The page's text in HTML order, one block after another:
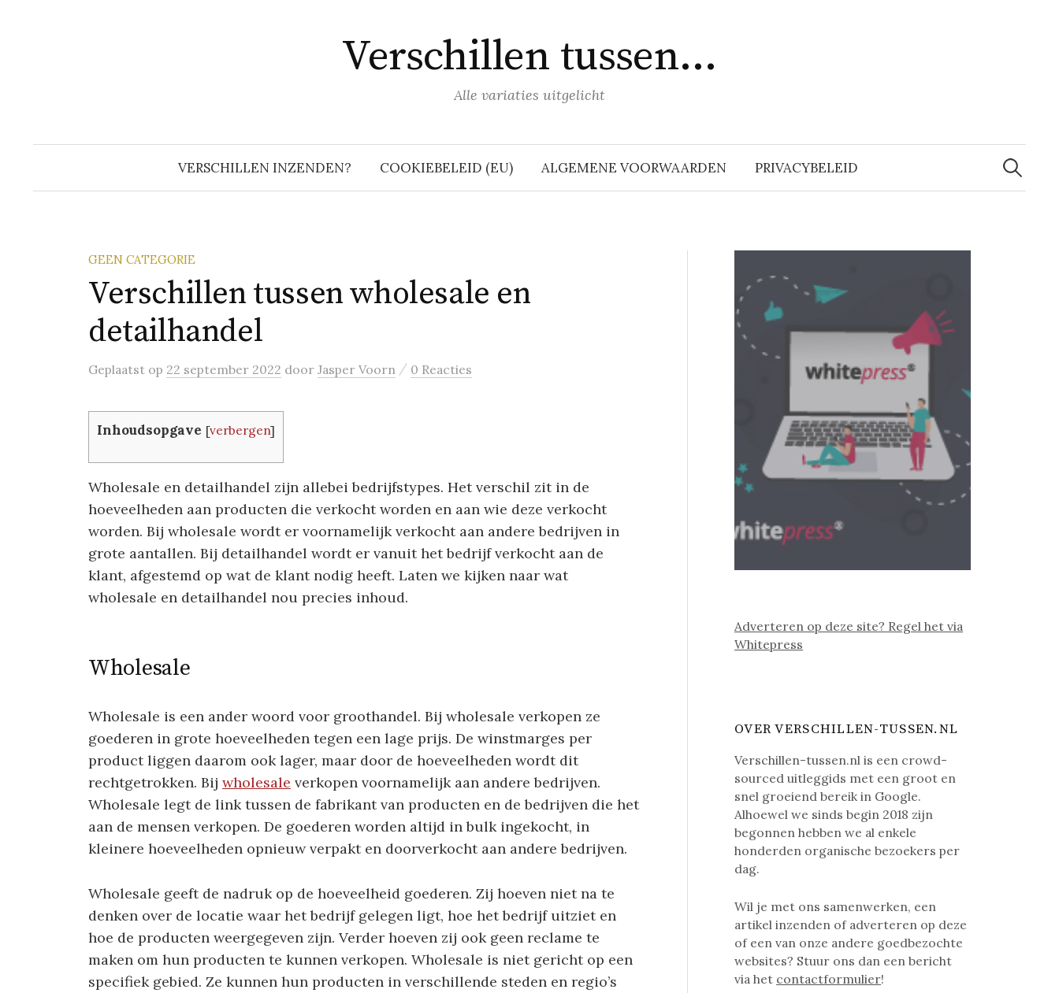
Verschillen tussen…
Alle variaties uitgelicht
VERSCHILLEN INZENDEN? COOKIEBELEID (EU) ALGEMENE VOORWAARDEN PRIVACYBELEID
Zoeken
naar:
GEEN CATEGORIE
Verschillen tussen wholesale en
detailhandel
Geplaatst op 22 september 2022 door Jasper Voorn / 0 Reacties
Inhoudsopgave [verbergen]
Wholesale en detailhandel zijn allebei bedrijfstypes. Het verschil zit in de
hoeveelheden aan producten die verkocht worden en aan wie deze verkocht
worden. Bij wholesale wordt er voornamelijk verkocht aan andere bedrijven in
grote aantallen. Bij detailhandel wordt er vanuit het bedrijf verkocht aan de
klant, afgestemd op wat de klant nodig heeft. Laten we kijken naar wat
wholesale en detailhandel nou precies inhoud.
Wholesale
Wholesale is een ander woord voor groothandel. Bij wholesale verkopen ze
goederen in grote hoeveelheden tegen een lage prijs. De winstmarges per
product liggen daarom ook lager, maar door de hoeveelheden wordt dit
rechtgetrokken. Bij wholesale verkopen voornamelijk aan andere bedrijven.
Wholesale legt de link tussen de fabrikant van producten en de bedrijven die het
aan de mensen verkopen. De goederen worden altijd in bulk ingekocht, in
kleinere hoeveelheden opnieuw verpakt en doorverkocht aan andere bedrijven.
Wholesale geeft de nadruk op de hoeveelheid goederen. Zij hoeven niet na te
denken over de locatie waar het bedrijf gelegen ligt, hoe het bedrijf uitziet en
hoe de producten weergegeven zijn. Verder hoeven zij ook geen reclame te
maken om hun producten te kunnen verkopen. Wholesale is niet gericht op een
specifiek gebied. Ze kunnen hun producten in verschillende steden en regio’s
Adverteren op deze site? Regel het via
Whitepress
OVER VERSCHILLEN-TUSSEN.NL
Verschillen-tussen.nl is een crowd-
sourced uitleggids met een groot en
snel groeiend bereik in Google.
Alhoewel we sinds begin 2018 zijn
begonnen hebben we al enkele
honderden organische bezoekers per
dag.
Wil je met ons samenwerken, een
artikel inzenden of adverteren op deze
of een van onze andere goedbezochte
websites? Stuur ons dan een bericht
via het contactformulier!